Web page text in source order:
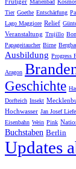
Marienbad
Tier Goethe Entschärfung
Lago Maggiore Relief
Veranstaltung Trujillo
Papageitaucher Birne
Ausbildung Progress
Aragon
Geschichte
Dorfteich Insekt
Hochwasser Jan Josef
Eisenbahn Wein Pink
Buchstaben Berlin
Updates